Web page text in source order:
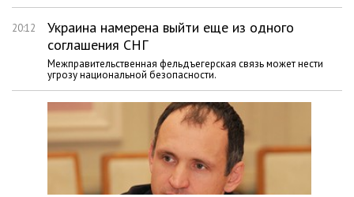
20:12
Украина намерена выйти еще из одного
соглашения СНГ
Межправительственная фельдъегерская связь может нести
угрозу национальной безопасности.